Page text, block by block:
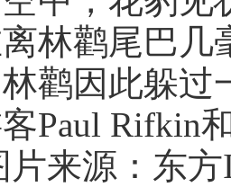
林鹳尾巴几
鹳因此躲过
Paul Rifkin
片来源：东